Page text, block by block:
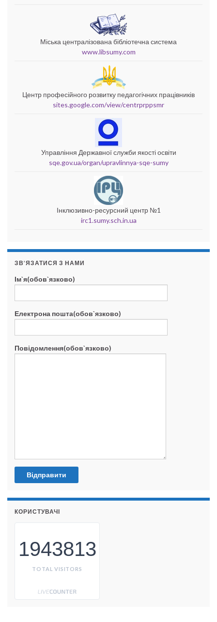
Міська централізована бібліотечна система
www.libsumy.com
Центр професійного розвитку педагогічних працівників
sites.google.com/view/centrprppsmr
Управління Державної служби якості освіти
sqe.gov.ua/organ/upravlinnya-sqe-sumy
Інклюзивно-ресурсний центр №1
irc1.sumy.sch.in.ua
ЗВ’ЯЗАТИСЯ З НАМИ
Ім`я(обов`язково)
Електрона пошта(обов`язково)
Повідомлення(обов`язково)
КОРИСТУВАЧІ
1943813
TOTAL VISITORS